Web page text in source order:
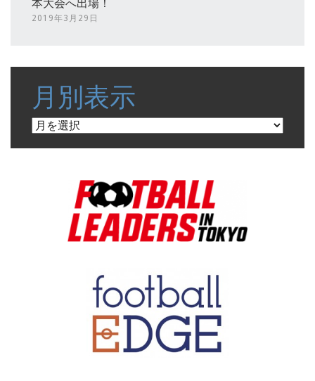
本大会へ出場！
2019年3月29日
月別表示
月